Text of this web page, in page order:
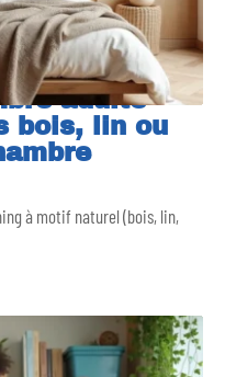
adulte
bois, lin ou
à motif naturel (bois, lin,